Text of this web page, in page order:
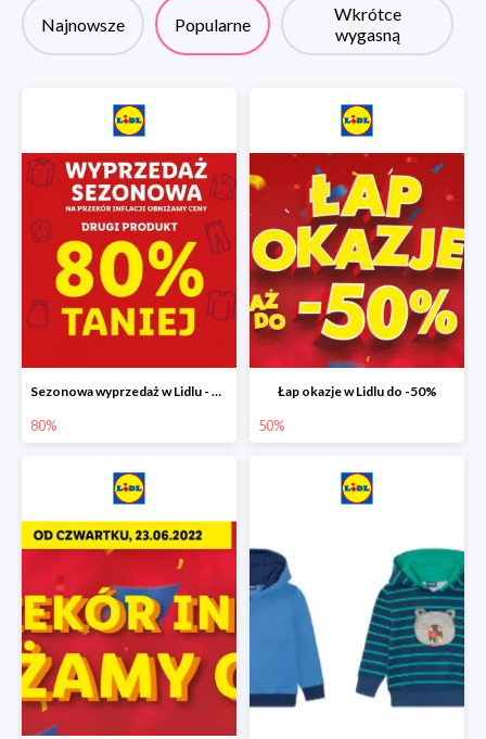
Najnowsze Popularne
Wkrótce
wygasną
Sezonowa wyprzedaż w Lidlu - drugi produkt -80%
80%
Łap okazje w Lidlu do -50%
50%